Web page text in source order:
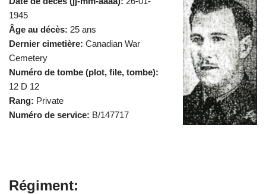
1945
Âge au décès: 25 ans
Dernier cimetière: Canadian War
Cemetery
Numéro de tombe (plot, file, tombe):
12 D 12
Rang: Private
Numéro de service: B/147717
Régiment: